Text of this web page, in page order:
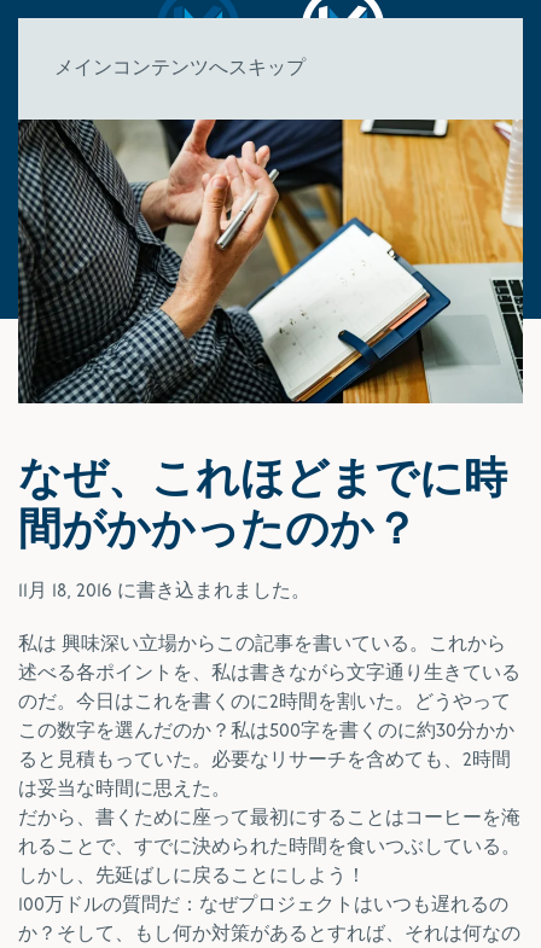
メインコンテンツへスキップ
なぜ、これほどまでに時
間がかかったのか？
11月 18, 2016 に書き込まれました。
私は 興味深い立場からこの記事を書いている。これから
述べる各ポイントを、私は書きながら文字通り生きている
のだ。今日はこれを書くのに2時間を割いた。どうやって
この数字を選んだのか？私は500字を書くのに約30分かか
ると見積もっていた。必要なリサーチを含めても、2時間
は妥当な時間に思えた。
だから、書くために座って最初にすることはコーヒーを淹
れることで、すでに決められた時間を食いつぶしている。
しかし、先延ばしに戻ることにしよう！
100万ドルの質問だ：なぜプロジェクトはいつも遅れるの
か？そして、もし何か対策があるとすれば、それは何なの